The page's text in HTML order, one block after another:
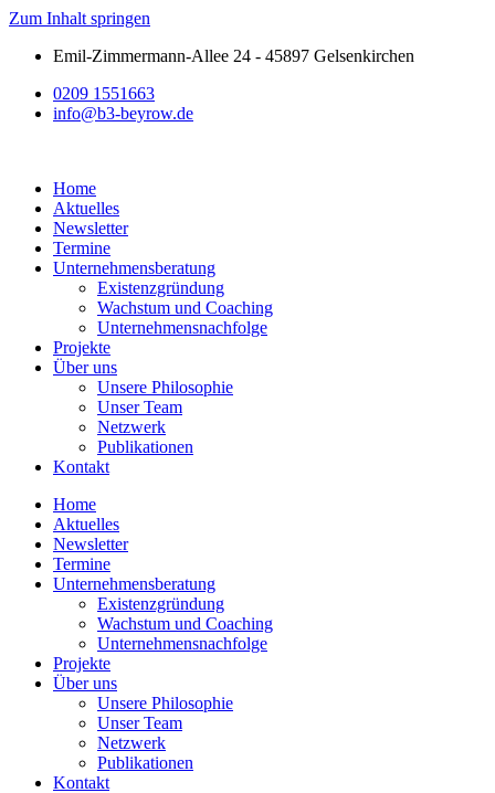
Zum Inhalt springen
Emil-Zimmermann-Allee 24 - 45897 Gelsenkirchen
0209 1551663
info@b3-beyrow.de
Home
Aktuelles
Newsletter
Termine
Unternehmensberatung
Existenzgründung
Wachstum und Coaching
Unternehmensnachfolge
Projekte
Über uns
Unsere Philosophie
Unser Team
Netzwerk
Publikationen
Kontakt
Home
Aktuelles
Newsletter
Termine
Unternehmensberatung
Existenzgründung
Wachstum und Coaching
Unternehmensnachfolge
Projekte
Über uns
Unsere Philosophie
Unser Team
Netzwerk
Publikationen
Kontakt